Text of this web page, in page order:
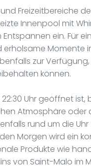
Freizeitbereiche
Innenpool mit
Entspannen ein. Für
Momente
zur
können.
Uhr geöffnet
Atmosphäre
rund um die
Morgen wird ein
Produkte wie
von Saint-Malo im